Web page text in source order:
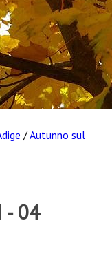
/Autunno sul
- 04